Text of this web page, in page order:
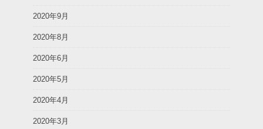
2020年9月
2020年8月
2020年6月
2020年5月
2020年4月
2020年3月